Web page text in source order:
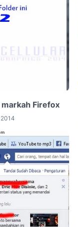
Firefox